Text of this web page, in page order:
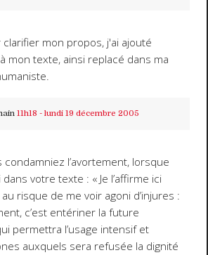
mon propos, j'ai ajouté
mon texte, ainsi replacé dans ma
11h18 - lundi 19 décembre 2005
condamniez l’avortement, lorsque
votre texte : « Je l’affirme ici
risque de me voir agoni d’injures :
c’est entériner la future
permettra l’usage intensif et
auxquels sera refusée la dignité